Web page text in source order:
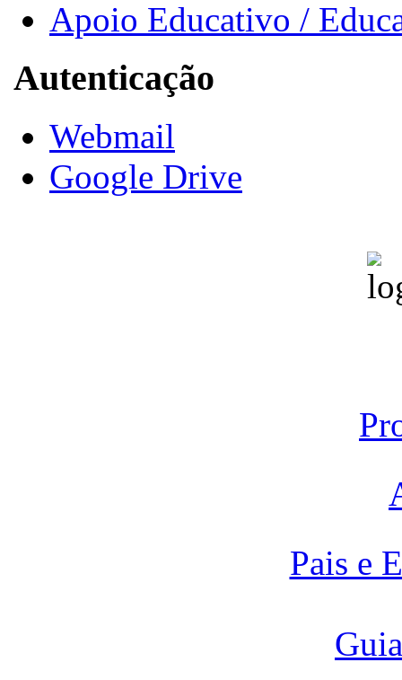
Apoio Educativo /
Autenticação
Webmail
Google Drive
Pais e